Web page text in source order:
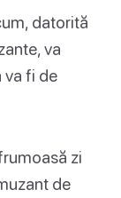
datorită
va
va fi de
zi
de